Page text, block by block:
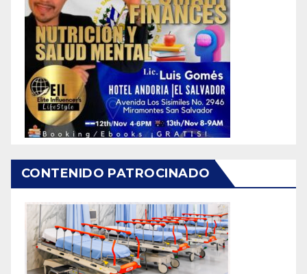
CONTENIDO PATROCINADO